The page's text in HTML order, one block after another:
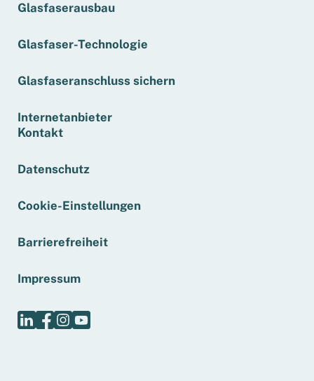
Glasfaserausbau
Glasfaser-Technologie
Glasfaseranschluss sichern
Internetanbieter
Kontakt
Datenschutz
Cookie-Einstellungen
Barrierefreiheit
Impressum